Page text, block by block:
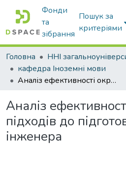
Фонди
та
зібрання
Пошук за
критеріями
Головна
кафедра Іноземні мови
Аналіз ефективності окремих підходів до підготовки творчого інженера
Аналіз
підходів до
інженера